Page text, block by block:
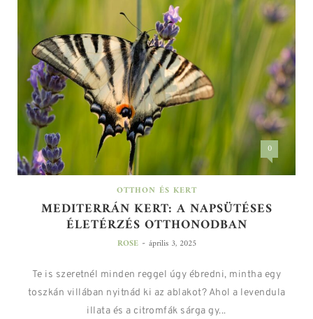
0
OTTHON ÉS KERT
MEDITERRÁN KERT: A NAPSÜTÉSES
ÉLETÉRZÉS OTTHONODBAN
ROSE - április 3, 2025
Te is szeretnél minden reggel úgy ébredni, mintha egy
toszkán villában nyitnád ki az ablakot? Ahol a levendula
illata és a citromfák sárga gy...